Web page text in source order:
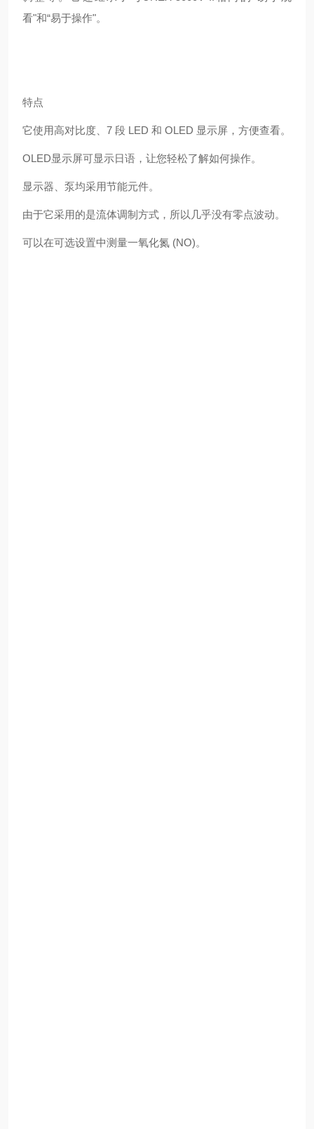
看"和“易于操作"。
特点
它使用高对比度、7 段 LED 和 OLED 显示屏，方便查看。
OLED显示屏可显示日语，让您轻松了解如何操作。
显示器、泵均采用节能元件。
由于它采用的是流体调制方式，所以几乎没有零点波动。
可以在可选设置中测量一氧化氮 (NO)。